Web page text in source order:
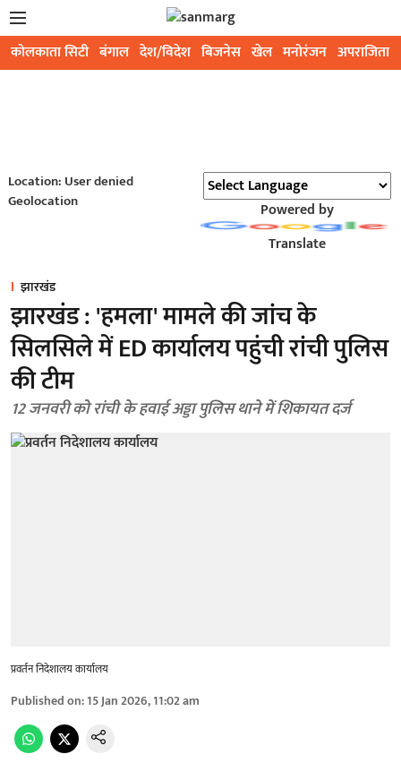
कोलकाता सिटी बंगाल देश/विदेश बिजनेस खेल मनोरंजन अपराजिता
Location: User denied
Geolocation
Powered by
Translate
झारखंड
झारखंड : 'हमला' मामले की जांच के
सिलसिले में ED कार्यालय पहुंची रांची पुलिस
की टीम
12 जनवरी को रांची के हवाई अड्डा पुलिस थाने में शिकायत दर्ज
प्रवर्तन निदेशालय कार्यालय
Published on:15 Jan 2026, 11:02 am